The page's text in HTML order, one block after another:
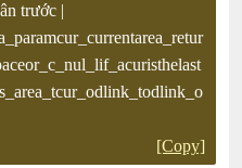
trước |
[Copy]